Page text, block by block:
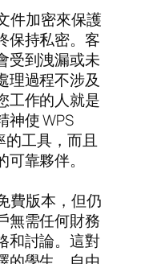
件加密來保護
保持私密。客
受到洩漏或未
理過程不涉及
工作的人就是
神使 WPS
工具，而且
靠夥伴。
費版本，但仍
無需任何財務
和討論。這對